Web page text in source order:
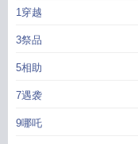
1穿越
3祭品
5相助
7遇袭
9哪吒